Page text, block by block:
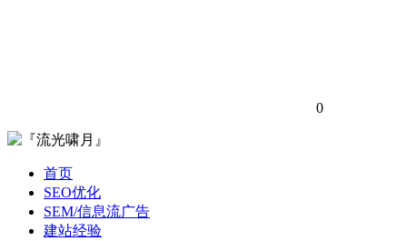
0
首页
SEO优化
SEM/信息流广告
建站经验